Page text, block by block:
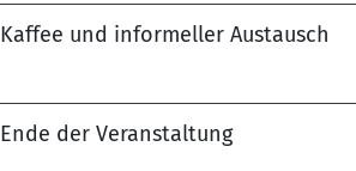
Kaffee und informeller Austausch
Ende der Veranstaltung